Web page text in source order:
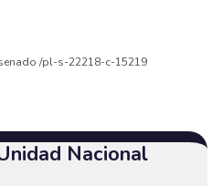
pl-s-22218-c-15219
Nacional